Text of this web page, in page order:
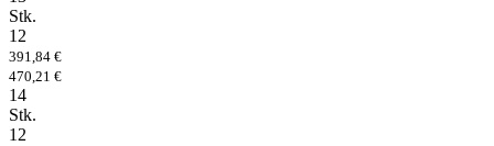
Stk.
12
391,84 €
470,21 €
14
Stk.
12